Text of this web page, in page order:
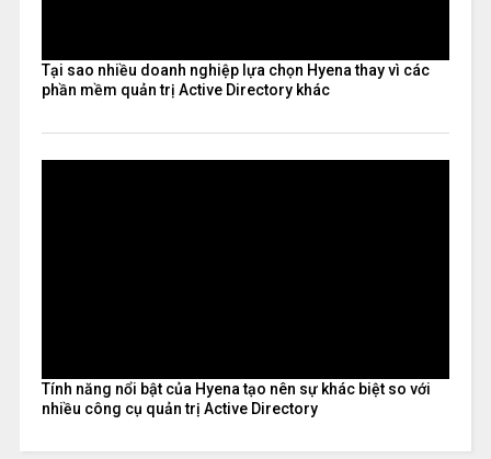
Tại sao nhiều doanh nghiệp lựa chọn Hyena thay vì các
phần mềm quản trị Active Directory khác
Tính năng nổi bật của Hyena tạo nên sự khác biệt so với
nhiều công cụ quản trị Active Directory